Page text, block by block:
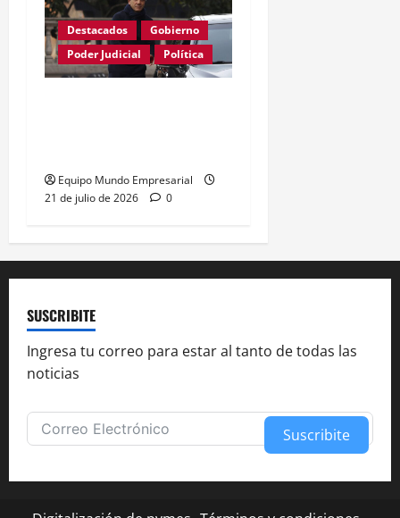
Destacados
Gobierno
Poder Judicial
Política
Equipo Mundo Empresarial
21 de julio de 2026
0
SUSCRIBITE
Ingresa tu correo para estar al tanto de todas las
noticias
Suscribite